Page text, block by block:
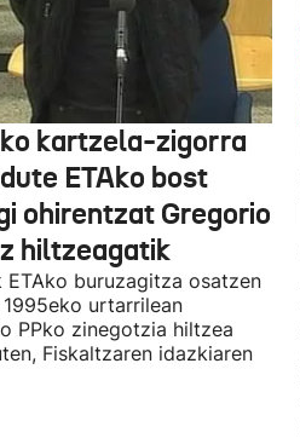
kartzela-zigorra
ETAko bost
ohirentzat Gregorio
hiltzeagatik
ETAko buruzagitza osatzen
urtarrilean
PPko zinegotzia hiltzea
Fiskaltzaren idazkiaren